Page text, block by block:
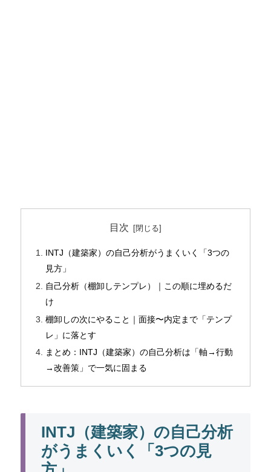
目次
INTJ（建築家）の自己分析がうまくいく「3つの
見方」
自己分析（棚卸しテンプレ）｜この順に埋めるだ
け
棚卸しの次にやること｜面接〜内定まで「テンプ
レ」に落とす
まとめ：INTJ（建築家）の自己分析は「軸→行動
→改善策」で一気に固まる
INTJ（建築家）の自己分析
がうまくいく「3つの見